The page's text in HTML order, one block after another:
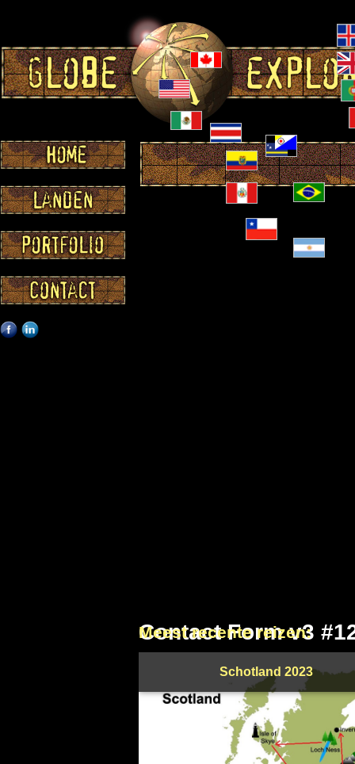
Contact Form v3
Meest recente reizen:
Schotland 2023